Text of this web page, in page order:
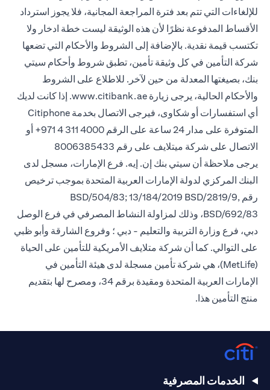
للإلغاءات التي تتم بعد فترة المراجعة المجانية، فلا يجوز استرداد
الأقساط المدفوعة نظرًا لأن هذه الوثيقة ليست خطة ادخار ولا
تكتسب قيمة نقدية. بالإضافة إلى الشروط والأحكام التي تضعها
شركة التأمين في كل وثيقة تأمين، تطبق شروط وأحكام سيتي
بنك، بصيغتها المعدلة من حين لآخر. للاطلاع على الشروط
والأحكام الحالية، يرجى زيارة www.citibank.ae. إذا كانت لديك
أي استفسارات أو شكاوى، فيرجى الاتصال بخدمة Citiphone
المتوفرة على مدار 24 ساعة على الرقم 4000 311 4 971+ أو
الاتصال على شركة ميتلايف على رقم 8006385433
يرجى ملاحظة أن سيتي بنك إن. إيه. فرع الإمارات، مسجل لدى
البنك المركزي لدولة الإمارات العربية المتحدة بموجب ترخيص
رقم BSD/504/83; 13/184/2019 BSD/2819/9,
BSD/692/83، وذلك لمزاولة النشاط المصرفي في فرع الوصل
دبي، فرع وزارة التربية والتعليم - دبي ؛ وفروع الشارقة وأبو ظبي
على التوالي. كما أن شركة متلايف الأمريكية للتأمين على الحياة
(MetLife)، هي شركة تأمين مسجلة لدى هيئة التأمين في
الإمارات العربية المتحدة ومقيدة برقم 34، ومصرح لها بتقديم
منتج التأمين هذا.
الخدمات المصرفية